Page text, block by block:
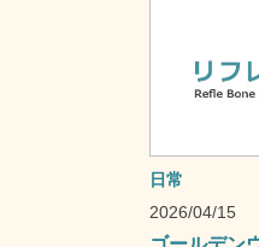
日常
2026/04/15